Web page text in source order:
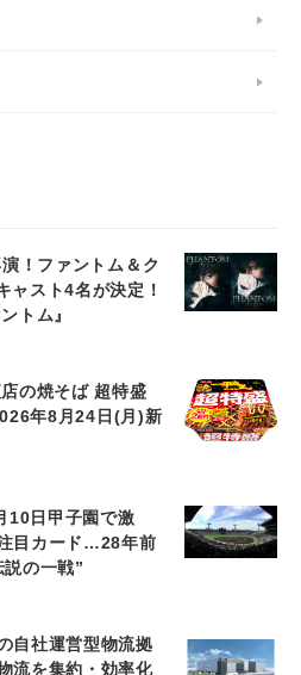
！ファントム＆ク
ャスト4名が決定！
トム』
の焼そば 超特盛
年8月24日(月)新
10日甲子園で激
目カード…28年前
の一戦”
自社運営型物流拠
流を集約・効率化